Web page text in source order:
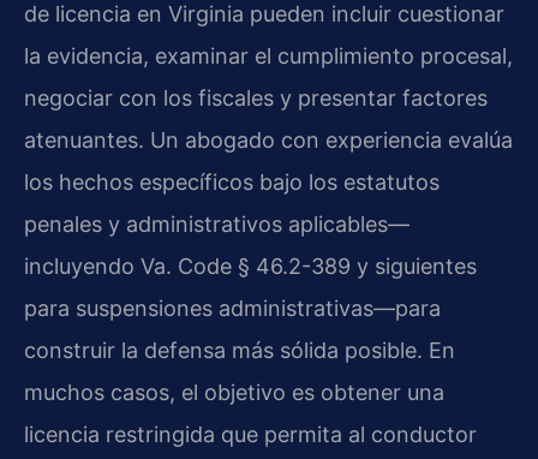
de licencia en Virginia pueden incluir cuestionar
la evidencia, examinar el cumplimiento procesal,
negociar con los fiscales y presentar factores
atenuantes. Un abogado con experiencia evalúa
los hechos específicos bajo los estatutos
penales y administrativos aplicables—
incluyendo Va. Code § 46.2-389 y siguientes
para suspensiones administrativas—para
construir la defensa más sólida posible. En
muchos casos, el objetivo es obtener una
licencia restringida que permita al conductor